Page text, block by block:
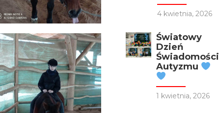
4 kwietnia, 2026
Światowy
Dzień
Świadomości
Autyzmu
1 kwietnia, 2026